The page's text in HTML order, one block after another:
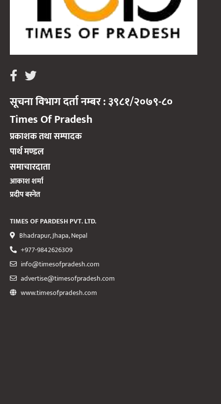
सूचना विभाग दर्ता नम्बर : ३९८१/२०७९-८०
Times Of Pradesh
प्रकाशक तथा सम्पादक
पार्थ मण्डल
समाचारदाता
आकाश शर्मा
प्रदीप बस्नेत
TIMES OF PARDESH PVT. LTD.
Bhadrapur, Jhapa, Nepal
+977-9842626309
info@timesofpradesh.com
advertise@timesofpradesh.com
www.timesofpradesh.com